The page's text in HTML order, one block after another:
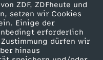
ZDF, ZDFheute und
setzen wir Cookies
Einige der
erforderlich
dürfen wir
hinaus